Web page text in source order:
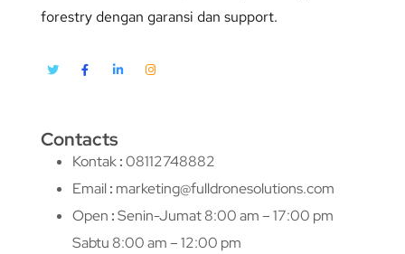
forestry dengan garansi dan support.
Contacts
Kontak:08112748882
Email: marketing@fulldronesolutions.com
Open :Senin-Jumat 8:00 am – 17:00 pm
Sabtu 8:00 am – 12:00 pm